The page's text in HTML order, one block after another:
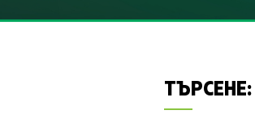
ТЪРСЕНЕ: